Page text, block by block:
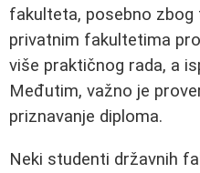
fakulteta, posebno zbog
privatnim fakultetima
više praktičnog rada, a
Međutim, važno je
priznavanje diploma.
Neki studenti državnih